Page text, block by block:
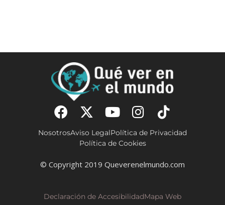
NosotrosAviso LegalPolítica de Privacidad
Política de Cookies
© Copyright 2019 Queverenelmundo.com
Declaración de AccesibilidadMapa Web